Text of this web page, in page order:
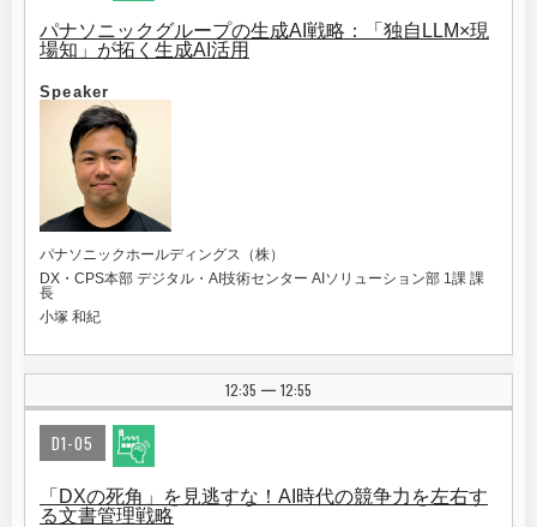
パナソニックグループの生成AI戦略：「独自LLM×現
場知」が拓く生成AI活用
Speaker
パナソニックホールディングス（株）
DX・CPS本部 デジタル・AI技術センター AIソリューション部 1課 課
長
小塚 和紀
12:35 | 12:55
D1-05
「DXの死角」を見逃すな！AI時代の競争力を左右す
る文書管理戦略